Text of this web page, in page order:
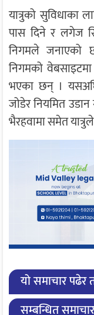
यात्रुको सुविधाका
पास दिने र लगेज
निगमले जनाएको
निगमको
भएका छन् ।
जोडेर नियमित
भैरहवामा समेत
यो समाचार
सम्बन्धित समाचार